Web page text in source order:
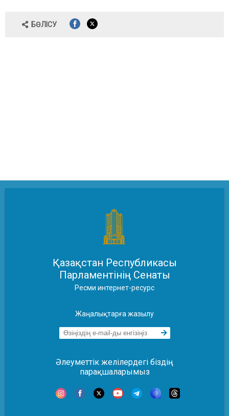
БӨЛІСУ
Қазақстан Республикасы
Парламентінің Сенаты
Ресми интернет-ресурс
Жаңалықтарға жазылу
Әлеуметтік желілердегі біздің
парақшаларымыз